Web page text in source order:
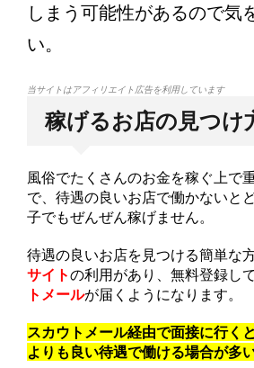
しまう可能性があるので気
い。
当サイトはアフィリエイト広告を利用しています
稼げるお店の見つけ
風俗でたくさんのお金を稼ぐ上で
で、待遇の良いお店で働かないと
子でもぜんぜん稼げません。
待遇の良いお店を見つける簡単な
サイトの利用があり、無料登録し
トメールが届くようになります。
スカウトメール経由で面接に行く
よりも良い待遇で働ける場合が多い